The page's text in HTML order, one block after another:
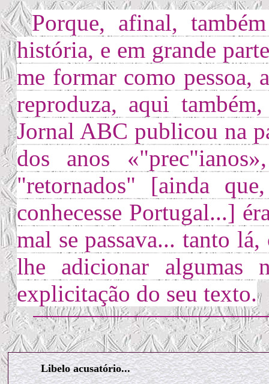
Porque, afinal,
história, e em grande
me formar como pessoa,
reproduza, aqui
Jornal ABC publicou na
dos anos
"retornados" [ainda
conhecesse Portugal...]
mal se passava... tanto
lhe adicionar algumas
explicitação do seu texto.
Libelo acusatório...